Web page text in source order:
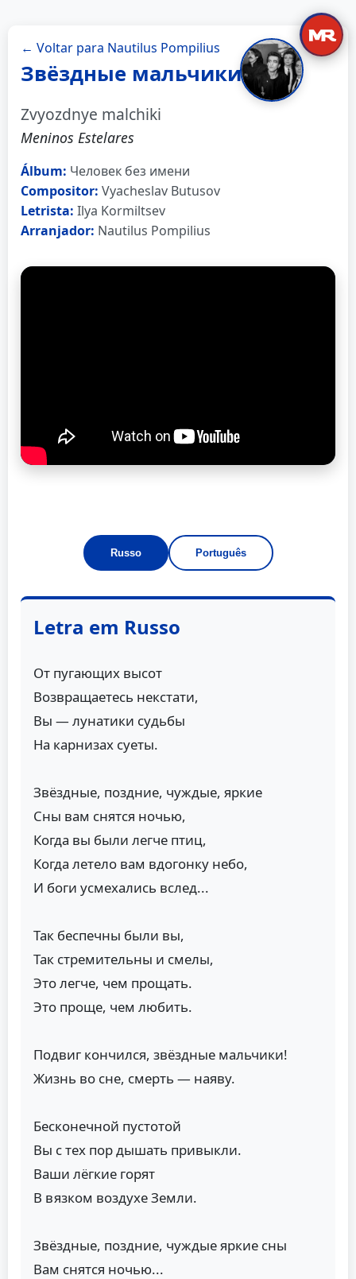
← Voltar para Nautilus Pompilius
Звёздные мальчики
Zvyozdnye malchiki
Meninos Estelares
Álbum: Человек без имени
Compositor: Vyacheslav Butusov
Letrista: Ilya Kormiltsev
Arranjador: Nautilus Pompilius
Russo Português
Letra em Russo
От пугающих высот
Возвращаетесь некстати,
Вы — лунатики судьбы
На карнизах суеты.
Звёздные, поздние, чуждые, яркие
Сны вам снятся ночью,
Когда вы были легче птиц,
Когда летело вам вдогонку небо,
И боги усмехались вслед...
Так беспечны были вы,
Так стремительны и смелы,
Это легче, чем прощать.
Это проще, чем любить.
Подвиг кончился, звёздные мальчики!
Жизнь во сне, смерть — наяву.
Бесконечной пустотой
Вы с тех пор дышать привыкли.
Ваши лёгкие горят
В вязком воздухе Земли.
Звёздные, поздние, чуждые яркие сны
Вам снятся ночью...